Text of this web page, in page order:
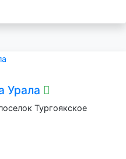
Урала
Тургоякское